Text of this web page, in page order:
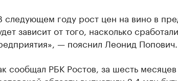
следующем году рост цен на вино в
зависит от того, насколько
— пояснил Леонид Попович.
сообщал РБК Ростов, за шесть